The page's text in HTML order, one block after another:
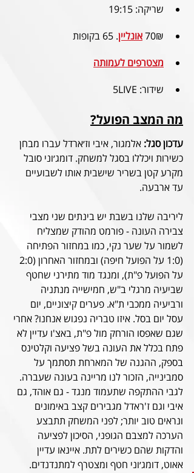
שריקה: 19:15
70₪ אונליין. 65 ב
קופות
מצטרפים לעמותה
שידור: 5LIVE
מה המצב הפועל?
עדכוןסגל: אלמגור, איבי וז׳ארדל עברו מבחן
כשירות ויכללו בסגל למשחק. דומג׳וני סובל
מקרע קטן בשריר שישבית אותו לשבועיים
עד ארבעה.
ליריבה שלנו בשבת יש בינתים שני מצבי
צבירה העונה - פורמט מהודק שמצליח
לשמור על שער נקי, כמו במחזור הפתיחה
על הפועל פ"ת), ומנגד מוד מתירני שחטף
שביעיה מרגלי ב"ש, חמישייה מנתניה
ורביעיה ממכבי ת"א. פערים קיצוניים, יום
עסל יום בסל. איזו טבריה נפגוש אנחנו? אחרי
שגם שאפסו הורחק מול פ"ת, באצ'ו עדיין לא
פתח בכלל את העונה בשל פציעה וקלטינס
בספק, ההגנה של המארחת תסתמך על
סמבינייה, הזכור לנו מריינה בעונה שעברה.
לגבי ההתקפה שתעמוד מנגד - גם אוהד, גם
איבי וגם ז'ראדל מגבירים קצב באימונים
ונראים טוב יותר; לפני המשחק תתבצע
הערכה למצבם הגופני, הסיכון לפציעה
והדקות שהם כשירים לתת. איינאו עדיין
אאוט, דומג׳וני חטף ומצטרף למתנדנדים.